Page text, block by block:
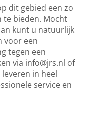
dit gebied een zo
te bieden. Mocht
kunt u natuurlijk
voor een
tegen een
via info@jrs.nl of
in heel
service en